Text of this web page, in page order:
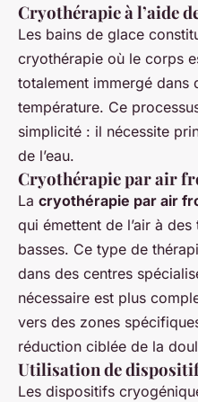
Cryothérapie à l’aide
Les bains de glace
cryothérapie où le corps
totalement immergé dans
température. Ce
simplicité : il nécessite
de l’eau.
Cryothérapie par air
La cryothérapie par air
qui émettent de l’air à
basses. Ce type de
dans des centres
nécessaire est plus
vers des zones
réduction ciblée de la
Utilisation de
Les dispositifs